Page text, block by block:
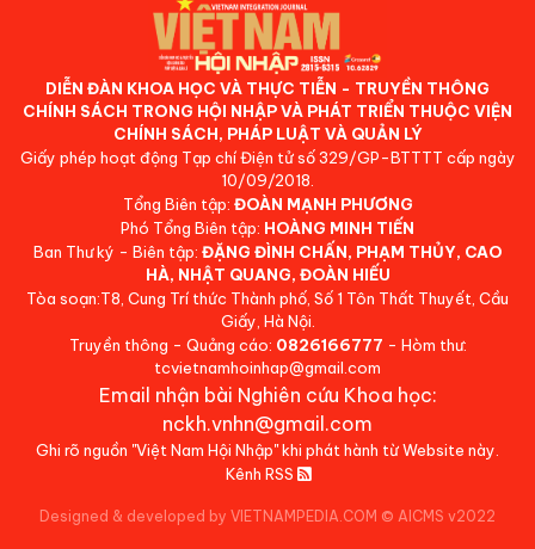
DIỄN ĐÀN KHOA HỌC VÀ THỰC TIỄN - TRUYỀN THÔNG
CHÍNH SÁCH TRONG HỘI NHẬP VÀ PHÁT TRIỂN THUỘC VIỆN
CHÍNH SÁCH, PHÁP LUẬT VÀ QUẢN LÝ
Giấy phép hoạt động Tạp chí Điện tử số 329/GP-BTTTT cấp ngày
10/09/2018.
Tổng Biên tập: ĐOÀN MẠNH PHƯƠNG
Phó Tổng Biên tập: HOÀNG MINH TIẾN
Ban Thư ký - Biên tập: ĐẶNG ĐÌNH CHẤN, PHẠM THỦY, CAO
HÀ, NHẬT QUANG, ĐOÀN HIẾU
Tòa soạn:T8, Cung Trí thức Thành phố, Số 1 Tôn Thất Thuyết, Cầu
Giấy, Hà Nội.
Truyền thông - Quảng cáo: 0826166777 - Hòm thư:
tcvietnamhoinhap@gmail.com
Email nhận bài Nghiên cứu Khoa học:
nckh.vnhn@gmail.com
Ghi rõ nguồn "Việt Nam Hội Nhập" khi phát hành từ Website này.
Kênh RSS
Designed & developed by VIETNAMPEDIA.COM © AICMS v2022